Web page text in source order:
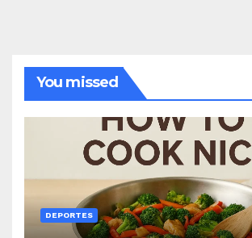
You missed
DEPORTES